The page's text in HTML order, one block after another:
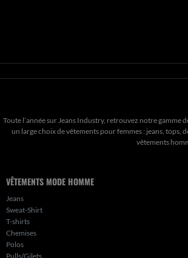
Toute l’année sur Jeans Industry, retrouvez notre gamme
un large choix de vêtements pour femmes : jeans, tops,
vêtements
VÊTEMENTS MODE HOMME
Jeans
Sweat-Shirt
T-shirts
Chemises
Polos
Pulls/Gilets